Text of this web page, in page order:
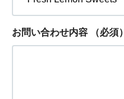
お問い合わせ内容 （必須）